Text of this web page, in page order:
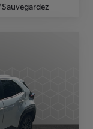
Sauvegardez